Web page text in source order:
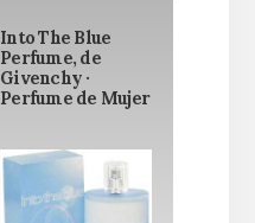
Into The Blue
Perfume, de
Givenchy ·
Perfume de Mujer